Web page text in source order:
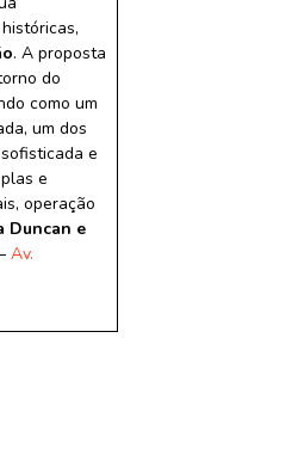
. A proposta
do
como um
um dos
e
e
operação
Duncan e
Av.